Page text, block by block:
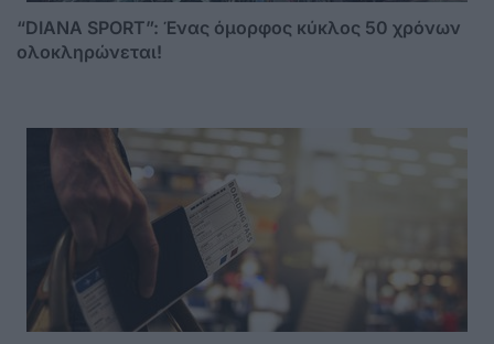
“DIANA SPORT”: Ένας όμορφος κύκλος 50 χρόνων
ολοκληρώνεται!